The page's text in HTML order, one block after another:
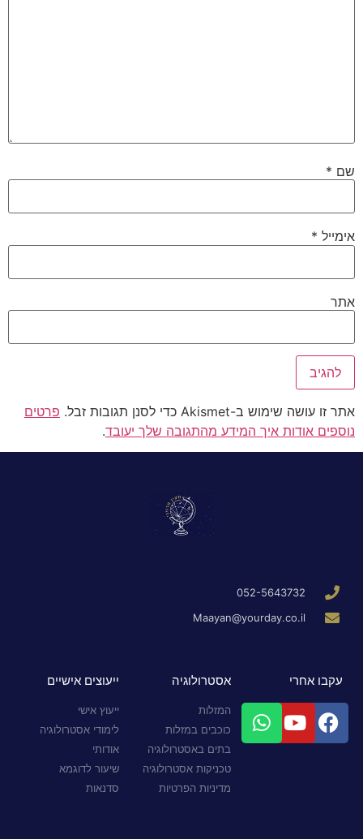
שם *
אימייל *
אתר
אתר זו עושה שימוש ב-Akismet כדי לסנן תגובות זבל.
פרטים
נוספים אודות איך המידע מהתגובה שלך יעובד.
052-5643732
Maayan@yourday.co.il
עקבו אחרי אסטרולוגיה
המזלות
כוכבים במזלות
בתים באסטרולוגיה
טכניקות אסטרולוגיה
מדיניות הפרטיות
ייעוצים אישיים
ייעוץ אישי
לימודי אסטרולוגיה
אודותי
שיעור לדוגמא
סדנאות